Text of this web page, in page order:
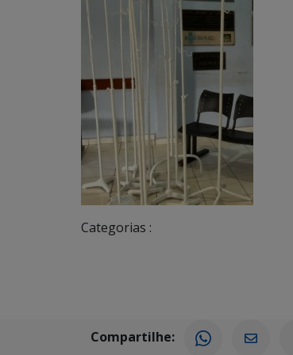
Categorias :
Compartilhe: